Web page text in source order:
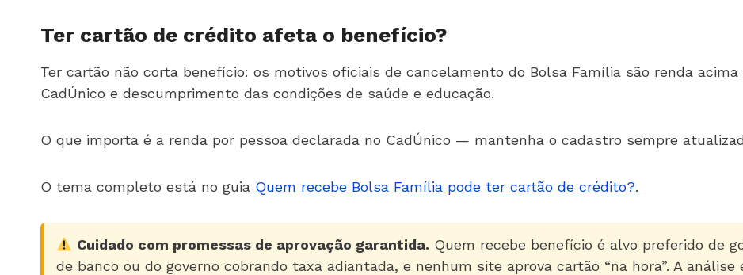
Ter cartão de crédito afeta o benefício?
Ter cartão não corta benefício: os motivos oficiais de cancelamento do Bolsa Família são renda
CadÚnico e descumprimento das condições de saúde e educação.
O que importa é a renda por pessoa declarada no CadÚnico — mantenha o cadastro sempre
O tema completo está no guia Quem recebe Bolsa Família pode ter cartão de crédito?.
Cuidado com promessas de aprovação garantida. Quem recebe benefício é alvo preferido de
de banco ou do governo cobrando taxa adiantada, e nenhum site aprova cartão “na hora”. A